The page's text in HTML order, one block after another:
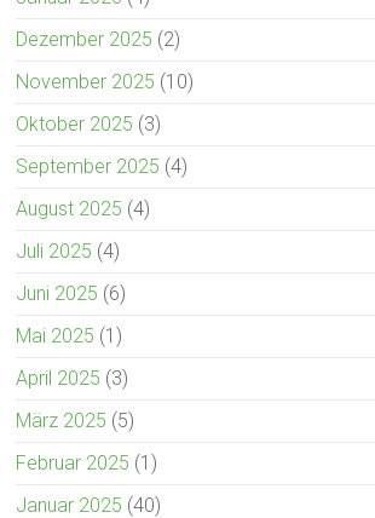
Dezember 2025 (2)
November 2025 (10)
Oktober 2025 (3)
September 2025 (4)
August 2025 (4)
Juli 2025 (4)
Juni 2025 (6)
Mai 2025 (1)
April 2025 (3)
März 2025 (5)
Februar 2025 (1)
Januar 2025 (40)